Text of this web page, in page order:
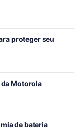
proteger seu
Motorola
de bateria